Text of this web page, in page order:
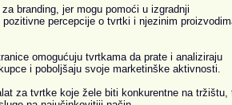
branding, jer mogu pomoći u izgradnji
percepcije o tvrtki i njezinim
omogućuju tvrtkama da prate i analiziraju
i poboljšaju svoje marketinške aktivnosti.
za tvrtke koje žele biti konkurentne na tržištu,